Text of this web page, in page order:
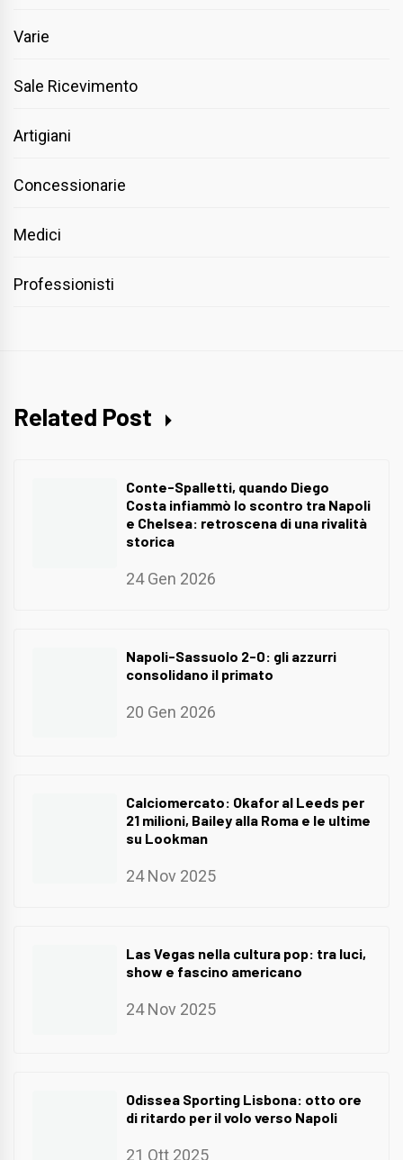
Varie
Sale Ricevimento
Artigiani
Concessionarie
Medici
Professionisti
Related Post
Conte-Spalletti, quando Diego
Costa infiammò lo scontro tra Napoli
e Chelsea: retroscena di una rivalità
storica
24 Gen 2026
Napoli-Sassuolo 2-0: gli azzurri
consolidano il primato
20 Gen 2026
Calciomercato: Okafor al Leeds per
21 milioni, Bailey alla Roma e le ultime
su Lookman
24 Nov 2025
Las Vegas nella cultura pop: tra luci,
show e fascino americano
24 Nov 2025
Odissea Sporting Lisbona: otto ore
di ritardo per il volo verso Napoli
21 Ott 2025